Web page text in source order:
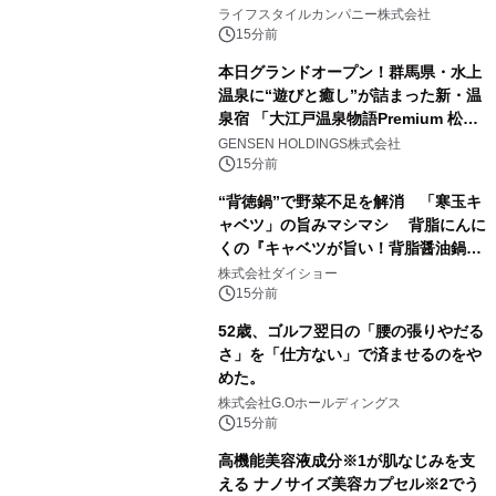
21日オープン！
ライフスタイルカンパニー株式会社
15分前
本日グランドオープン！群馬県・水上
温泉に“遊びと癒し”が詰まった新・温
泉宿 「大江戸温泉物語Premium 松乃
井」が誕生
GENSEN HOLDINGS株式会社
15分前
“背徳鍋”で野菜不足を解消 「寒玉キ
ャベツ」の旨みマシマシ 背脂にんに
くの『キャベツが旨い！背脂醤油鍋ス
ープ』発売
株式会社ダイショー
15分前
52歳、ゴルフ翌日の「腰の張りやだる
さ」を「仕方ない」で済ませるのをや
めた。
株式会社G.Oホールディングス
15分前
高機能美容液成分※1が肌なじみを支
える ナノサイズ美容カプセル※2でう